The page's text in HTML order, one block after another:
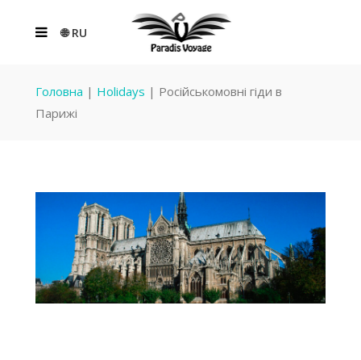
🌐 RU
Головна | Holidays | Російськомовні гіди в
Парижі